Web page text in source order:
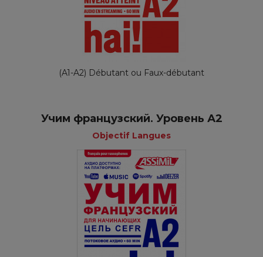
(A1-A2) Débutant ou Faux-débutant
Учим французский. Уровень А2
Objectif Langues